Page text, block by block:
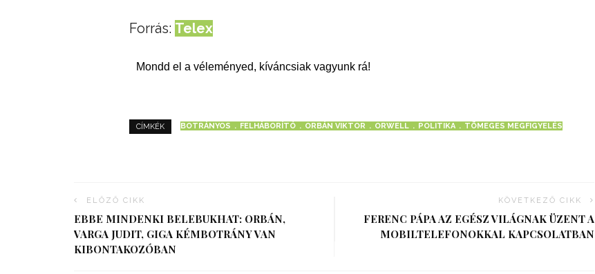
Forrás: Telex
Mondd el a véleményed, kíváncsiak vagyunk rá!
CÍMKÉK BOTRÁNYOS FELHÁBORÍTÓ ORBÁN VIKTOR ORWELL POLITIKA TÖMEGES MEGFIGYELÉS
ELŐZŐ CIKK
EBBE MINDENKI BELEBUKHAT: ORBÁN,
VARGA JUDIT, GIGA KÉMBOTRÁNY VAN
KIBONTAKOZÓBAN
KÖVETKEZŐ CIKK
FERENC PÁPA AZ EGÉSZ VILÁGNAK ÜZENT A
MOBILTELEFONOKKAL KAPCSOLATBAN